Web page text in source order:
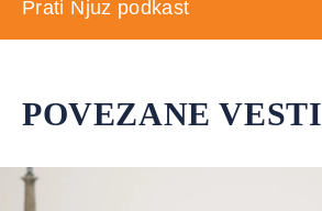
Prati Njuz podkast
POVEZANE VESTI